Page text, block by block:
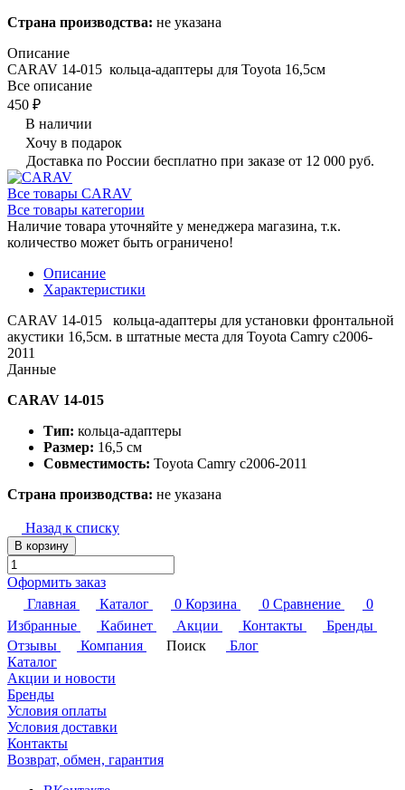
Страна производства: не указана
Описание
CARAV 14-015 кольца-адаптеры для Toyota 16,5см
Все описание
450 ₽
В наличии
Хочу в подарок
Доставка по России бесплатно при заказе от 12 000 руб.
Все товары CARAV
Все товары категории
Наличие товара уточняйте у менеджера магазина, т.к.
количество может быть ограничено!
Описание
Характеристики
CARAV 14-015 кольца-адаптеры для установки фронтальной
акустики 16,5см. в штатные места для Toyota Camry c2006-
2011
Данные
CARAV 14-015
Тип: кольца-адаптеры
Размер: 16,5 см
Совместимость: Toyota Camry c2006-2011
Страна производства: не указана
Назад к списку
В корзину
Оформить заказ
Главная
Каталог 0 Корзина 0 Сравнение
0
Избранные
Кабинет Акции Контакты
Бренды
Отзывы
Компания Поиск
Блог
Каталог
Акции и новости
Бренды
Условия оплаты
Условия доставки
Контакты
Возврат, обмен, гарантия